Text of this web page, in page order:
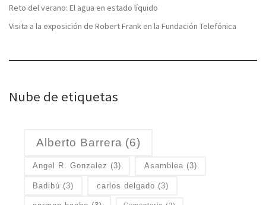
Reto del verano: El agua en estado líquido
Visita a la exposición de Robert Frank en la Fundación Telefónica
Nube de etiquetas
Alberto Barrera (6)
Angel R. Gonzalez (3) Asamblea (3)
Badibú (3) carlos delgado (3)